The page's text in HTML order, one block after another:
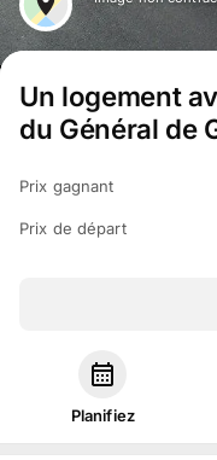
Un logement
du Général de
Prix gagnant
Prix de départ
Planifiez